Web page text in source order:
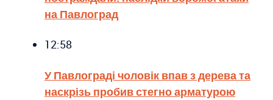
на Павлоград
12:58
У Павлограді чоловік впав з дерева та
наскрізь пробив стегно арматурою